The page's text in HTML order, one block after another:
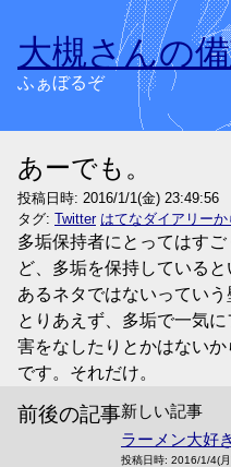
大槻さんの
ふぁぼるぞ
あーでも。
投稿日時: 2016/1/1(金) 23:49:56
タグ: Twitter はてなダイアリーか
多垢保持者にとってはす
ど、多垢を保持している
あるネタではないっていう
とりあえず、多垢で一気
害をなしたりとかはない
です。それだけ。
前後の記事新しい記事
ラーメン大好
投稿日時: 2016/1/4(